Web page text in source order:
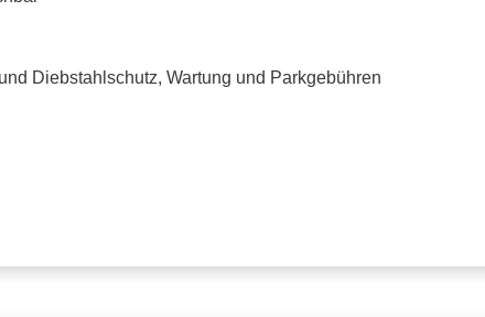
Diebstahlschutz, Wartung und Parkgebühren